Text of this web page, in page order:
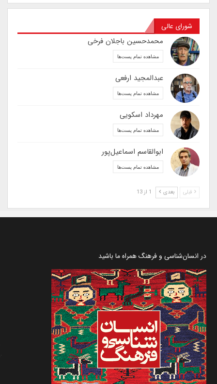
شورای عالی
محمدحسین باجلان فرخی
مشاهده تمام پست‌ها
عبدالمجید ارفعی
مشاهده تمام پست‌ها
مهرداد اسکویی
مشاهده تمام پست‌ها
ابوالقاسم اسماعیل‌پور
مشاهده تمام پست‌ها
قبلی بعدی
در انسان‌شناسی و فرهنگ همراه ما باشید